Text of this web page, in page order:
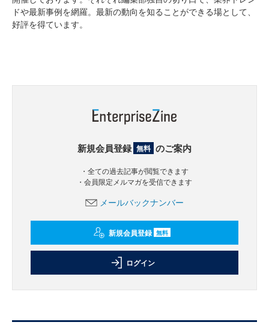
ドや最新事例を網羅。最新の動向を知ることができる場として、
好評を得ています。
新規会員登録 無料 のご案内
・全ての過去記事が閲覧できます
・会員限定メルマガを受信できます
メールバックナンバー
新規会員登録 無料
ログイン